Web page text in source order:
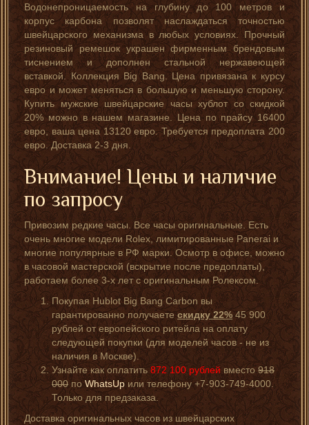
Водонепроницаемость на глубину до 100 метров и
корпус карбона позволят наслаждаться точностью
швейцарского механизма в любых условиях. Прочный
резиновый ремешок украшен фирменным брендовым
тиснением и дополнен стальной нержавеющей
вставкой. Коллекция Big Bang. Цена привязана к курсу
евро и может меняться в большую и меньшую сторону.
Купить мужские швейцарские часы хублот со скидкой
20% можно в нашем магазине. Цена по прайсу 16400
евро, ваша цена 13120 евро. Требуется предоплата 200
евро. Доставка 2-3 дня.
Внимание! Цены и наличие
по запросу
Привозим редкие часы. Все часы оригинальные. Есть
очень многие модели Rolex, лимитированные Panerai и
многие популярные в РФ марки. Осмотр в офисе, можно
в часовой мастерской (вскрытие после предоплаты),
работаем более 3-х лет с оригинальным Ролексом.
Покупая Hublot Big Bang Carbon вы
гарантированно получаетескидку 22%45 900
рублей от европейского ритейла на оплату
следующей покупки (для моделей часов - не из
наличия в Москве).
Узнайте как оплатить872 100 рублейвместо918
000поWhatsUpили телефону +7-903-749-4000.
Только для предзаказа.
Доставка оригинальных часов из швейцарских